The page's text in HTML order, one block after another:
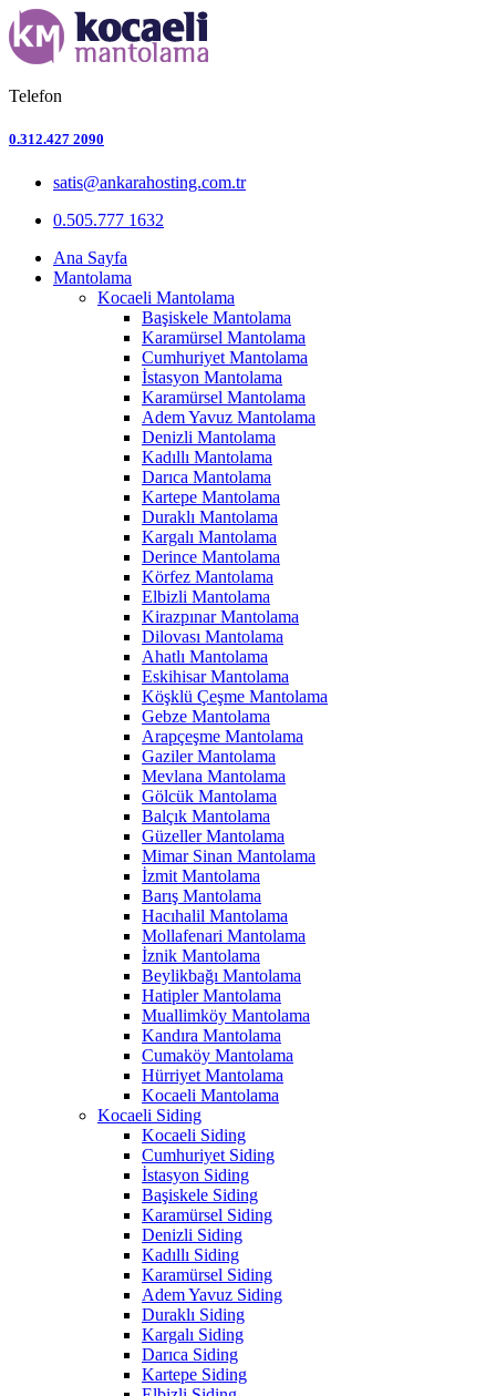
Telefon
0.312.427 2090
satis@ankarahosting.com.tr
0.505.777 1632
Ana Sayfa
Mantolama
Kocaeli Mantolama
Başiskele Mantolama
Karamürsel Mantolama
Cumhuriyet Mantolama
İstasyon Mantolama
Karamürsel Mantolama
Adem Yavuz Mantolama
Denizli Mantolama
Kadıllı Mantolama
Darıca Mantolama
Kartepe Mantolama
Duraklı Mantolama
Kargalı Mantolama
Derince Mantolama
Körfez Mantolama
Elbizli Mantolama
Kirazpınar Mantolama
Dilovası Mantolama
Ahatlı Mantolama
Eskihisar Mantolama
Köşklü Çeşme Mantolama
Gebze Mantolama
Arapçeşme Mantolama
Gaziler Mantolama
Mevlana Mantolama
Gölcük Mantolama
Balçık Mantolama
Güzeller Mantolama
Mimar Sinan Mantolama
İzmit Mantolama
Barış Mantolama
Hacıhalil Mantolama
Mollafenari Mantolama
İznik Mantolama
Beylikbağı Mantolama
Hatipler Mantolama
Muallimköy Mantolama
Kandıra Mantolama
Cumaköy Mantolama
Hürriyet Mantolama
Kocaeli Mantolama
Kocaeli Siding
Kocaeli Siding
Cumhuriyet Siding
İstasyon Siding
Başiskele Siding
Karamürsel Siding
Denizli Siding
Kadıllı Siding
Karamürsel Siding
Adem Yavuz Siding
Duraklı Siding
Kargalı Siding
Darıca Siding
Kartepe Siding